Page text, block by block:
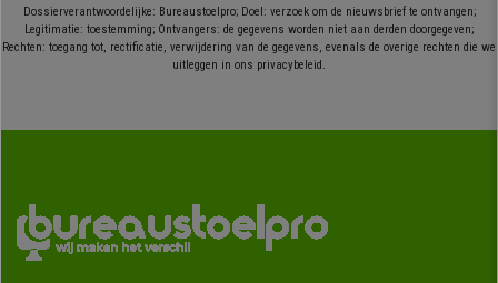
Dossierverantwoordelijke: Bureaustoelpro; Doel: verzoek om de nieuwsbrief te ontvangen;
Legitimatie: toestemming; Ontvangers: de gegevens worden niet aan derden doorgegeven;
Rechten: toegang tot, rectificatie, verwijdering van de gegevens, evenals de overige rechten die we
uitleggen in ons privacybeleid.